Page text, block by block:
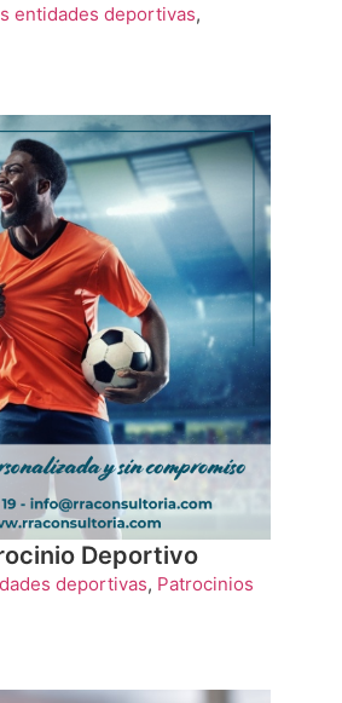
entidades deportivas,
Deportivo
deportivas, Patrocinios